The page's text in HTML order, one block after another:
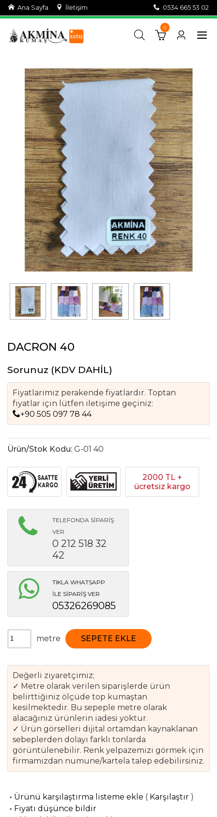
Ana Sayfa İletişim 0534 665 53 02
0
DACRON 40
Sorunuz (KDV DAHİL)
Fiyatlarımız perakende fiyatlardır. Toptan
fiyatlar için lütfen iletişime geçiniz:
+90 505 097 78 44
Ürün/Stok Kodu: G-01 40
2000 TL +
ücretsiz kargo
TELEFONDA SİPARİŞ
VER
0 212 518 32
42
TIKLA WHATSAPP
İLE SİPARİŞ VER
05326269085
metre SEPETE EKLE
Değerli ziyaretçimiz;
✓ Metre olarak verilen siparişlerde ürün
belirttiğiniz ölçüde top kumaştan
kesilmektedir. Bu sepeple metre olarak
alacağınız ürünlerin iadesi yoktur.
✓ Ürün görselleri dijital ortamdan kaynaklanan
sebeplerden dolayı farklı tonlarda
görüntülenebilir. Renk yelpazemizi görmek için
firmamızdan numune/kartela talep edebilirsiniz.
· Ürünü karşılaştırma listeme ekle ( Karşılaştır)
· Fiyatı düşünce bildir